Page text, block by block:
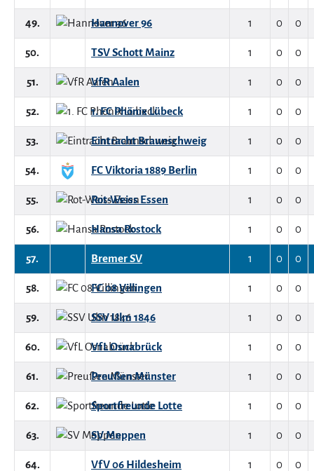
49. Hannover 96 1 0 0
50. TSV Schott Mainz 1 0 0
51. VfR Aalen 1 0 0
52. 1. FC Phönix Lübeck 1 0 0
53. Eintracht Braunschweig 1 0 0
54. FC Viktoria 1889 Berlin 1 0 0
55. Rot-Weiss Essen 1 0 0
56. Hansa Rostock 1 0 0
57. Bremer SV 1 0 0
58. FC 08 Villingen 1 0 0
59. SSV Ulm 1846 1 0 0
60. VfL Osnabrück 1 0 0
61. Preußen Münster 1 0 0
62. Sportfreunde Lotte 1 0 0
63. SV Meppen 1 0 0
64. VfV 06 Hildesheim 1 0 0